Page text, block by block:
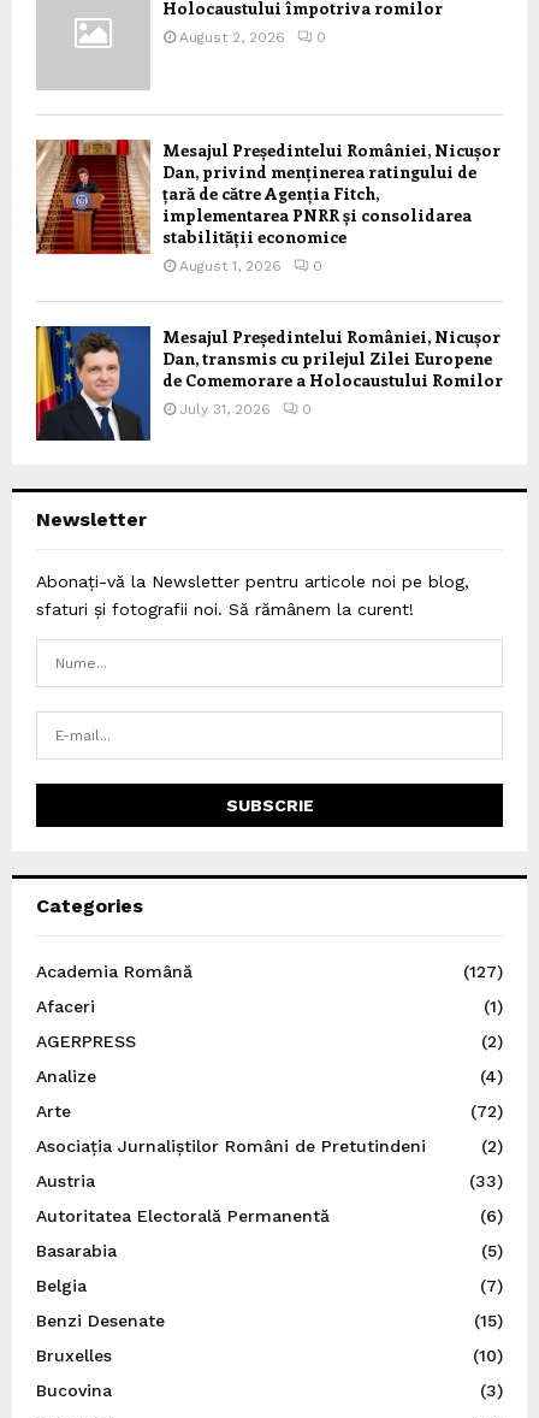
Holocaustului împotriva romilor
August 2, 2026 0
Mesajul Președintelui României, Nicușor
Dan, privind menținerea ratingului de
țară de către Agenția Fitch,
implementarea PNRR și consolidarea
stabilității economice
August 1, 2026 0
Mesajul Președintelui României, Nicușor
Dan, transmis cu prilejul Zilei Europene
de Comemorare a Holocaustului Romilor
July 31, 2026 0
Newsletter
Abonați-vă la Newsletter pentru articole noi pe blog,
sfaturi și fotografii noi. Să rămânem la curent!
Categories
Academia Română
(127)
Afaceri
(1)
AGERPRESS
(2)
Analize
(4)
Arte
(72)
Asociația Jurnaliștilor Români de Pretutindeni
(2)
Austria
(33)
Autoritatea Electorală Permanentă
(6)
Basarabia
(5)
Belgia
(7)
Benzi Desenate
(15)
Bruxelles
(10)
Bucovina
(3)